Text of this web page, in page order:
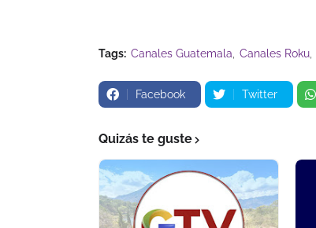
Tags: Canales Guatemala Canales Roku
Facebook Twitter
Quizás te guste